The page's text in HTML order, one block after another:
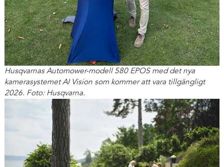
Husqvarnas Automower-modell 580 EPOS med det nya
kamerasystemet AI Vision som kommer att vara tillgängligt
2026. Foto: Husqvarna.